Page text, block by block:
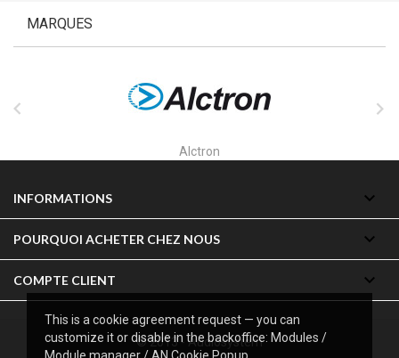
This is a cookie agreement request — you can
customize it or disable in the backoffice: Modules /
MARQUES

Alesis

INFORMATIONS 
POURQUOI ACHETER CHEZ NOUS 
COMPTE CLIENT 
© 2013 - Audiosystem